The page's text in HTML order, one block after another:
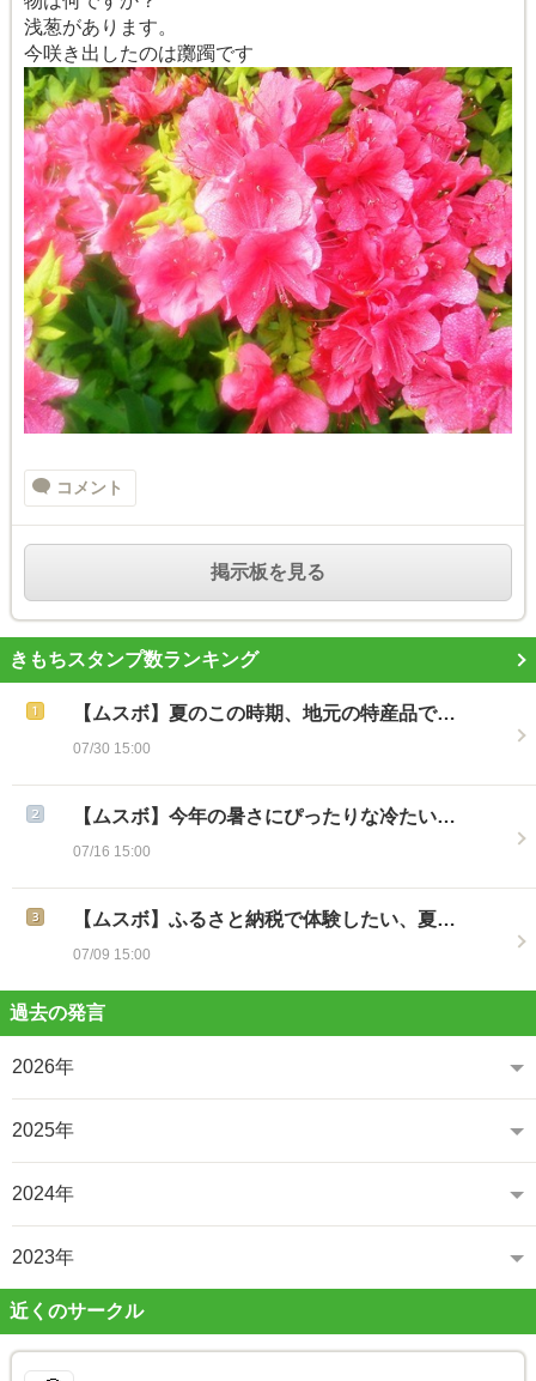
浅葱があります。
今咲き出したのは躑躅です
コメント
掲示板を見る
きもちスタンプ数ランキング
【ムスボ】夏のこの時期、地元の特産品で…
07/30 15:00
【ムスボ】今年の暑さにぴったりな冷たい…
07/16 15:00
【ムスボ】ふるさと納税で体験したい、夏…
07/09 15:00
過去の発言
2026年
2025年
2024年
2023年
近くのサークル